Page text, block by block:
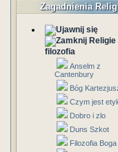
Zagadnienia
Religie
filozofia
Anselm z
Cantenbury
Bóg
Czym jest
Dobro i zlo
Duns Szkot
Filozofia Boga